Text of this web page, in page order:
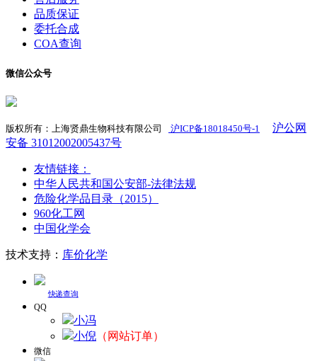
品质保证
委托合成
COA查询
微信公众号
版权所有：上海贤鼎生物科技有限公司 沪ICP备18018450号-1
沪公网
安备 31012002005437号
友情链接：
中华人民共和国公安部-法律法规
危险化学品目录（2015）
960化工网
中国化学会
技术支持： 库价化学
快递查询
QQ
小冯
小倪 （网站订单）
微信